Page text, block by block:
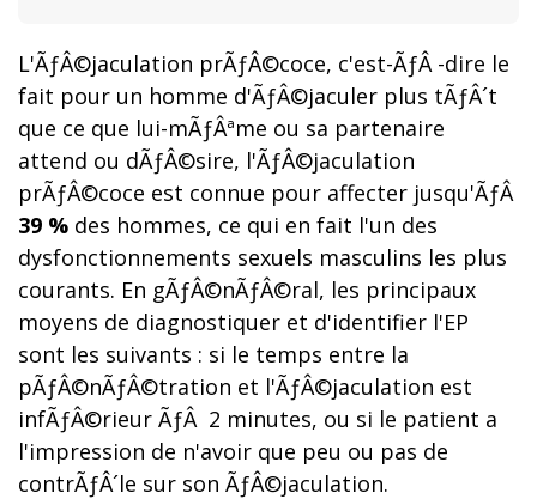
L'ÃƒÂ©jaculation prÃƒÂ©coce, c'est-ÃƒÂ -dire le
fait pour un homme d'ÃƒÂ©jaculer plus tÃƒÂ´t
que ce que lui-mÃƒÂªme ou sa partenaire
attend ou dÃƒÂ©sire, l'ÃƒÂ©jaculation
prÃƒÂ©coce est connue pour affecter jusqu'ÃƒÂ
39 % des hommes, ce qui en fait l'un des
dysfonctionnements sexuels masculins les plus
courants. En gÃƒÂ©nÃƒÂ©ral, les principaux
moyens de diagnostiquer et d'identifier l'EP
sont les suivants : si le temps entre la
pÃƒÂ©nÃƒÂ©tration et l'ÃƒÂ©jaculation est
infÃƒÂ©rieur ÃƒÂ 2 minutes, ou si le patient a
l'impression de n'avoir que peu ou pas de
contrÃƒÂ´le sur son ÃƒÂ©jaculation.